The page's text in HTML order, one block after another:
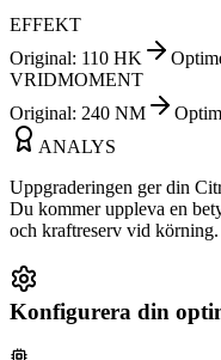
EFFEKT
Original: 110 HK
VRIDMOMENT
Original: 240 NM
ANALYS
Uppgraderingen ger din
Du kommer uppleva en
och kraftreserv vid körning.
Konfigurera din